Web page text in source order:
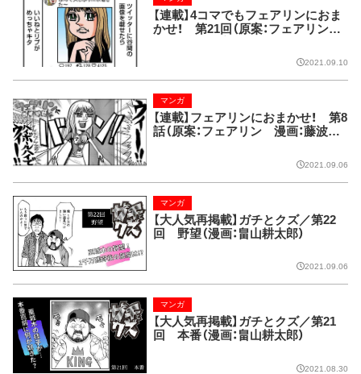
【連載】4コマでもフェアリンにおま
かせ！ 第21回（原案：フェアリン
2021.09.10
【連載】フェアリンにおまかせ！ 第8
話（原案：フェアリン 漫画：藤波俊
マンガ
2021.09.06
【大人気再掲載】ガチとクズ／第22
回 野望（漫画：畠山耕太郎）
マンガ
2021.09.06
【大人気再掲載】ガチとクズ／第21
回 本番（漫画：畠山耕太郎）
マンガ
2021.08.30